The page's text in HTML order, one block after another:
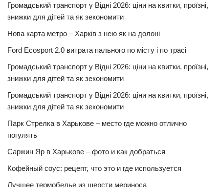
Громадський транспорт у Відні 2026: ціни на квитки, проїзні,
знижки для дітей та як зекономити
Нова карта метро – Харків з нею як на долоні
Ford Ecosport 2.0 витрата пального по місту і по трасі
Громадський транспорт у Відні 2026: ціни на квитки, проїзні,
знижки для дітей та як зекономити
Громадський транспорт у Відні 2026: ціни на квитки, проїзні,
знижки для дітей та як зекономити
Парк Стрелка в Харькове – место где можно отлично
погулять
Саржин Яр в Харькове – фото и как добраться
Кофейный соус: рецепт, что это и где используется
Лучшее термобелье из шерсти мериноса